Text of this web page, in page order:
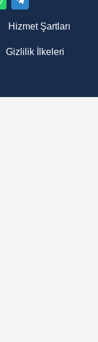
Hizmet Şartları
Gizlilik İlkeleri